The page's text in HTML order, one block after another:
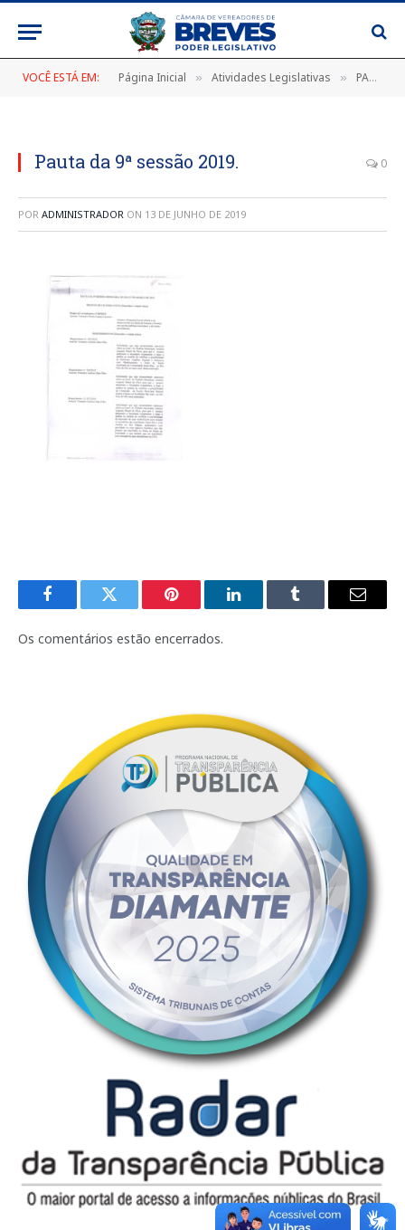
VOCÊ ESTÁ EM: Página Inicial » Atividades Legislativas » PAUTA DA 9ª SESSÃO ORDINÁRIA, DE 07 DE MARÇO DE 2019
Pauta da 9ª sessão 2019. 0
POR ADMINISTRADOR ON 13 DE JUNHO DE 2019
FacebookTwitter Pinterest LinkedInTumblr
E-
Os comentários estão encerrados.